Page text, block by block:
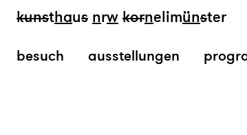
kunsthaus nrw kornelimünster
besuch ausstellungen